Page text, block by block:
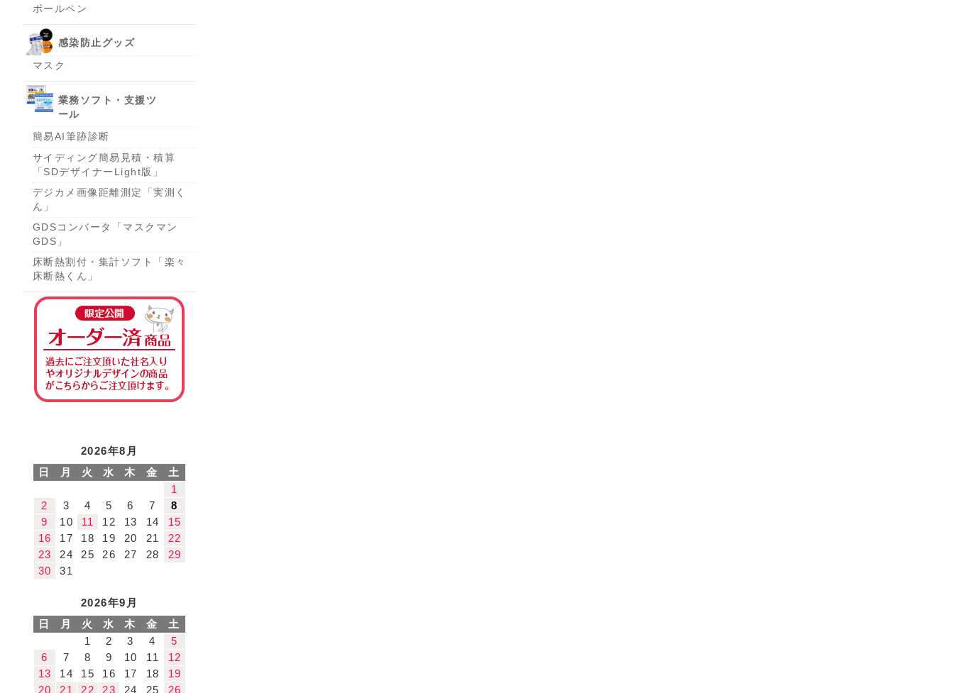
ボールペン
感染防止グッズ
マスク
業務ソフト・支援ツ
ール
簡易AI筆跡診断
サイディング簡易見積・積算
「SDデザイナーLight版」
デジカメ画像距離測定「実測く
ん」
GDSコンバータ「マスクマン
GDS」
床断熱割付・集計ソフト「楽々
床断熱くん」
2026年8月
日
月 火 水 木 金
土
1
2
3 4 5 6 7
8
9
10 11 12 13 14
15
16
17 18 19 20 21
22
23
24 25 26 27 28
29
30
31
2026年9月
日
月 火 水 木 金
土
1
2 3 4
5
6
7 8 9 10 11
12
13
14 15 16 17 18
19
20
21 22 23 24 25 26